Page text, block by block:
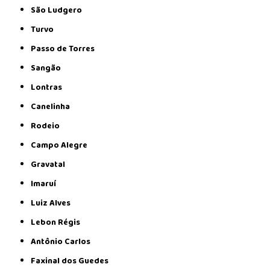
São Ludgero
Turvo
Passo de Torres
Sangão
Lontras
Canelinha
Rodeio
Campo Alegre
Gravatal
Imaruí
Luiz Alves
Lebon Régis
Antônio Carlos
Faxinal dos Guedes